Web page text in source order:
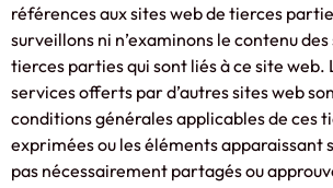
références aux sites web de tierces
surveillons ni n’examinons le contenu
tierces parties qui sont liés à ce site web.
services offerts par d’autres sites web
conditions générales applicables de ces
exprimées ou les éléments apparaissant
pas nécessairement partagés ou